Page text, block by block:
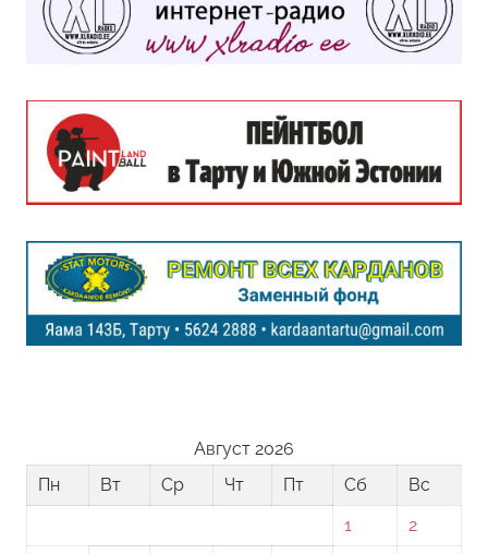
Август 2026
Пн
Вт Ср Чт Пт Сб
Вс
1
2